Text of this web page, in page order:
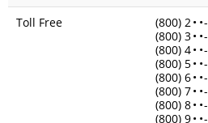
Toll Free
(800) 2• •-
(800) 3• •-
(800) 4• •-
(800) 5• •-
(800) 6• •-
(800) 7• •-
(800) 8• •-
(800) 9• •-